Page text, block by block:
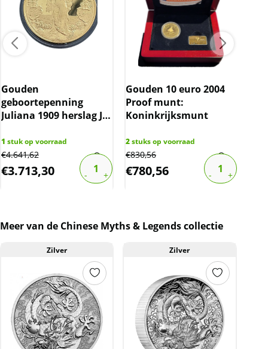
Gouden
geboortepenning
Juliana 1909 herslag J.C
stuks)
1 stuk op voorraad
€4.641,62
€3.713,30
Gouden 10 euro 2004
Proof munt:
Koninkrijksmunt
2stuks op voorraad
€830,56
€780,56
Meer van de Chinese Myths & Legends collectie
Zilver Zilver